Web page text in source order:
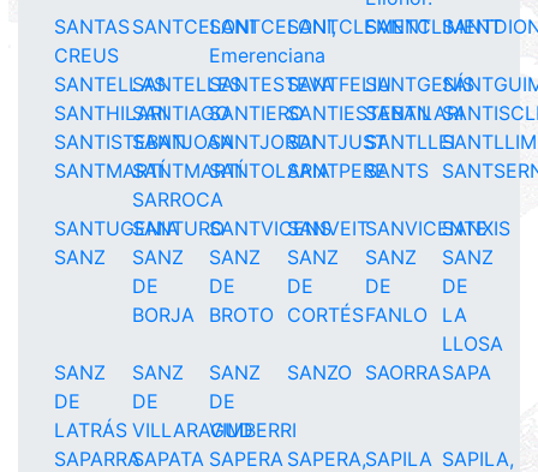
SANTAS
CREUS
SANTCELONISANTCELONI,
Emerenciana
SANTCLEMENTSANTCLIMENT
SANTELLASSANTELLESSANTESTEVASANTFELIUSANTGENÍS
SANTHILARISANTIAGOSANTIEROSANTIESTEBAN
SANTILARI
SANTISTEBAN
SANTJOANSANTJORDISANTJUSTSANTLLEI
SANTMARTÍSANTMARTÍ
SARROCA
SANTOLARIASANTPERESANTS
SANTUGENIASANTUROSANTVICENS
SANVEITSANVICENTE
SANXIS
SANZ
SANZ
DE
BORJA
SANZ
DE
BROTO
SANZ
DE
CORTÉS
SANZ
DE
FANLO
SANZ
DE
LA
LLOSA
SANZ
DE
LATRÁS
SANZ
DE
VILLARAGUD
SANZ
DE
VIMBERRI
SANZO SAORRASAPA
SAPARRASAPATA SAPERA SAPERA,SAPILA SAPILA,